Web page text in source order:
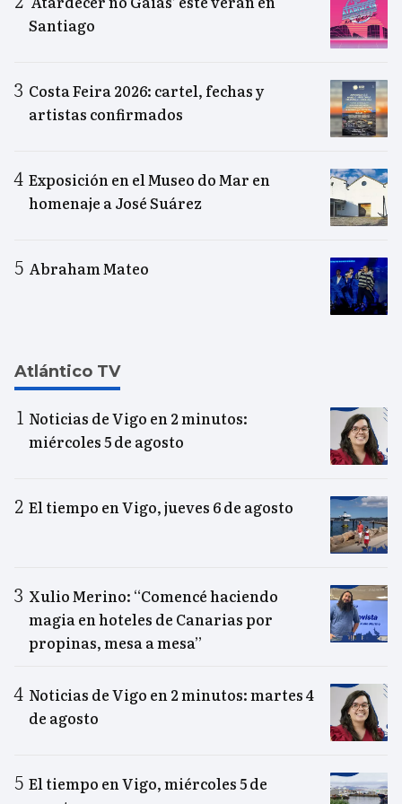
Santiago
Costa Feira 2026: cartel, fechas y
artistas confirmados
Exposición en el Museo do Mar en
homenaje a José Suárez
Abraham Mateo
Atlántico TV
Noticias de Vigo en 2 minutos:
miércoles 5 de agosto
El tiempo en Vigo, jueves 6 de agosto
Xulio Merino: “Comencé haciendo
magia en hoteles de Canarias por
propinas, mesa a mesa”
Noticias de Vigo en 2 minutos: martes 4
de agosto
El tiempo en Vigo, miércoles 5 de